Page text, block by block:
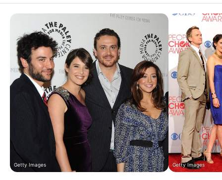
Utiq verwalten
Getty Images Getty Images